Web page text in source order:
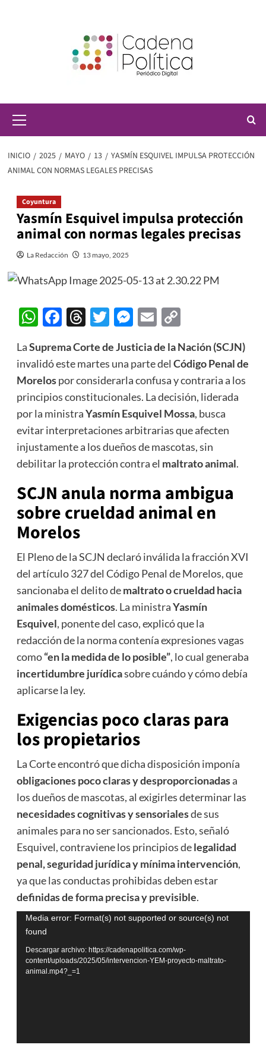
principal
INICIO 2025 MAYO 13
YASMÍN ESQUIVEL IMPULSA PROTECCIÓN
ANIMAL CON NORMAS LEGALES PRECISAS
Coyuntura
Yasmín Esquivel impulsa protección
animal con normas legales precisas
La Redacción 13 mayo, 2025
WhatsApp
Facebook
Threads
Twitter
Messenger
EmailCopy
LaSuprema Corte de Justicia de la Nación (SCJN)
invalidó este martes una parte del Código Penal de
Morelospor considerarla confusa y contraria a los
principios constitucionales. La decisión, liderada
por la ministraYasmín Esquivel Mossa, busca
evitar interpretaciones arbitrarias que afecten
injustamente a los dueños de mascotas, sin
debilitar la protección contra el maltrato animal.
SCJN anula norma ambigua
sobre crueldad animal en
Morelos
El Pleno de la SCJN declaró inválida la fracción XVI
del artículo 327 del Código Penal de Morelos, que
sancionaba el delito demaltrato o crueldad hacia
animales domésticos. La ministraYasmín
Esquivel, ponente del caso, explicó que la
redacción de la norma contenía expresiones vagas
como“en la medida de lo posible”, lo cual generaba
incertidumbre jurídicasobre cuándo y cómo debía
aplicarse la ley.
Exigencias poco claras para
los propietarios
La Corte encontró que dicha disposición imponía
obligaciones poco claras y desproporcionadasa
los dueños de mascotas, al exigirles determinar las
necesidades cognitivas y sensorialesde sus
animales para no ser sancionados. Esto, señaló
Esquivel, contraviene los principios delegalidad
penal, seguridad jurídica y mínima intervención,
ya que las conductas prohibidas deben estar
definidas de forma precisa y previsible.
Reproductor
de
vídeo
Media error: Format(s) not supported or source(s) not
found
Descargar archivo: https://cadenapolitica.com/wp-
content/uploads/2025/05/intervencion-YEM-proyecto-maltrato-
animal.mp4?_=1